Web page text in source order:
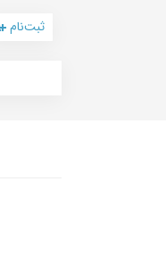
ثبت‌نام